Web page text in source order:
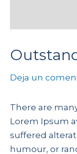
Deja un
There are
Lorem Ipsum
suffered
humour, or